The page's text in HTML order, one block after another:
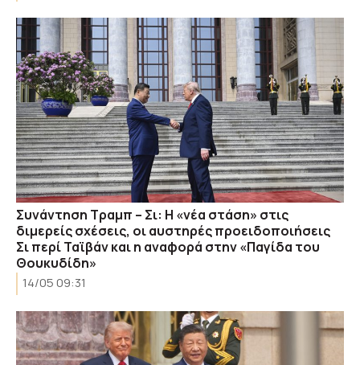
Συνάντηση Τραμπ – Σι: Η «νέα στάση» στις
διμερείς σχέσεις, οι αυστηρές προειδοποιήσεις
Σι περί Ταϊβάν και η αναφορά στην «Παγίδα του
Θουκυδίδη»
14/05 09:31